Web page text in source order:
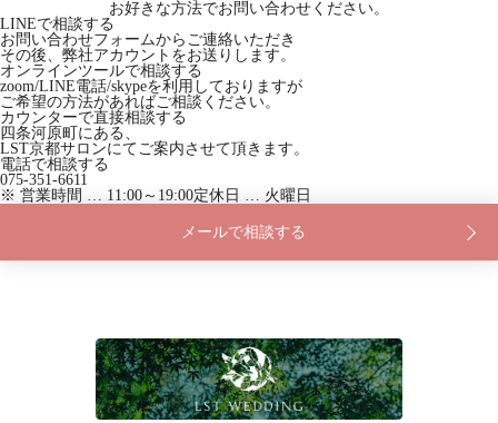
お好きな方法でお問い合わせください。
LINEで相談する
お問い合わせフォームからご連絡いただき
その後、弊社アカウントをお送りします。
オンラインツールで相談する
zoom/LINE電話/skypeを利用しておりますが
ご希望の方法があればご相談ください。
カウンターで直接相談する
四条河原町にある、
LST京都サロンにてご案内させて頂きます。
電話で相談する
075-351-6611
※ 営業時間 … 11:00～19:00定休日 … 火曜日
メールで相談する